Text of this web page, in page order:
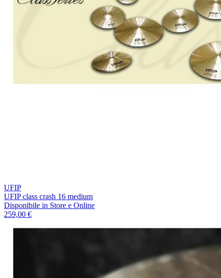
UFIP
UFIP class crash 16 medium
Disponibile in Store e Online
259,00 €